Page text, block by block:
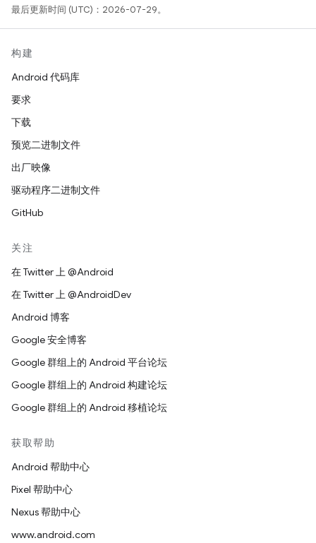
最后更新时间 (UTC)：2026-07-29。
构建
Android 代码库
要求
下载
预览二进制文件
出厂映像
驱动程序二进制文件
GitHub
关注
在 Twitter 上 @Android
在 Twitter 上 @AndroidDev
Android 博客
Google 安全博客
Google 群组上的 Android 平台论坛
Google 群组上的 Android 构建论坛
Google 群组上的 Android 移植论坛
获取帮助
Android 帮助中心
Pixel 帮助中心
Nexus 帮助中心
www.android.com